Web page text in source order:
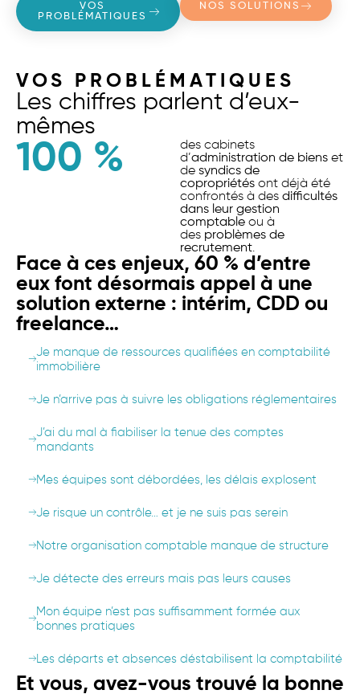
VOS
PROBLÉMATIQUES
NOS SOLUTIONS
VOS PROBLÉMATIQUES
Les chiffres parlent d’eux-
mêmes
100 %
des cabinets
d’administration de biens et
de syndics de
copropriétés ont déjà été
confrontés à des difficultés
dans leur gestion
comptable ou à
des problèmes de
recrutement.
Face à ces enjeux, 60 % d’entre
eux font désormais appel à une
solution externe : intérim, CDD ou
freelance…
Je manque de ressources qualifiées en comptabilité
immobilière
Je n’arrive pas à suivre les obligations réglementaires
J’ai du mal à fiabiliser la tenue des comptes
mandants
Mes équipes sont débordées, les délais explosent
Je risque un contrôle… et je ne suis pas serein
Notre organisation comptable manque de structure
Je détecte des erreurs mais pas leurs causes
Mon équipe n’est pas suffisamment formée aux
bonnes pratiques
Les départs et absences déstabilisent la comptabilité
Et vous, avez-vous trouvé la bonne